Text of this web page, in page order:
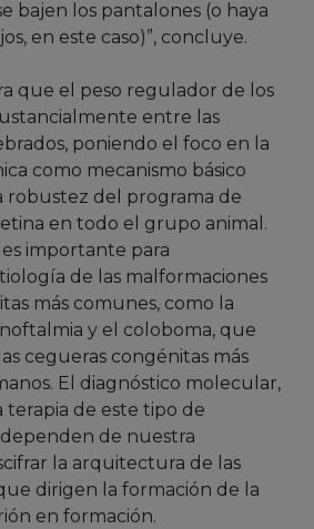
bajen los pantalones (o haya
en este caso)”, concluye.
que el peso regulador de los
entre las
poniendo el foco en la
como mecanismo básico
robustez del programa de
en todo el grupo animal.
importante para
de las malformaciones
más comunes, como la
y el coloboma, que
cegueras congénitas más
El diagnóstico molecular,
de este tipo de
de nuestra
la arquitectura de las
dirigen la formación de la
en formación.